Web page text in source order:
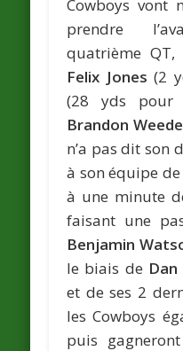
Cowboys vont
prendre
quatrième
Felix Jones (2
(28 yds pour
Brandon
n’a pas dit son
à son équipe
à une minute
faisant une
Benjamin
le biais de
et de ses 2
les Cowboys
puis